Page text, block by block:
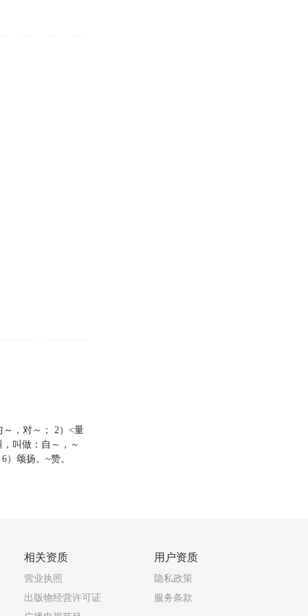
，对～； 2）<量
叫做：自～，～
颂扬。~赞。
相关资质
营业执照
出版物经营许可证
用户资质
隐私政策
服务条款